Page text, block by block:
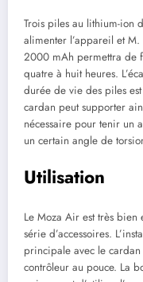
Trois piles au lithium-ion
alimenter l’appareil et
2000 mAh permettra de
quatre à huit heures.
durée de vie des piles
cardan peut supporter
nécessaire pour tenir un
un certain angle de
Utilisation
Le Moza Air est très
série d’accessoires.
principale avec le
contrôleur au pouce. La